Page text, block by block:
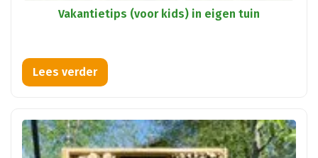
Vakantietips (voor kids) in eigen tuin